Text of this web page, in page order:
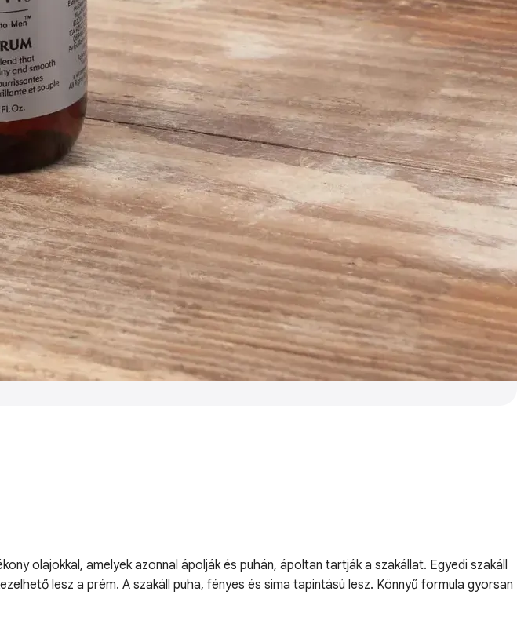
olajokkal, amelyek azonnal ápolják és puhán, ápoltan tartják a szakállat. Egyedi szakáll
lesz a prém. A szakáll puha, fényes és sima tapintású lesz. Könnyű formula gyorsan